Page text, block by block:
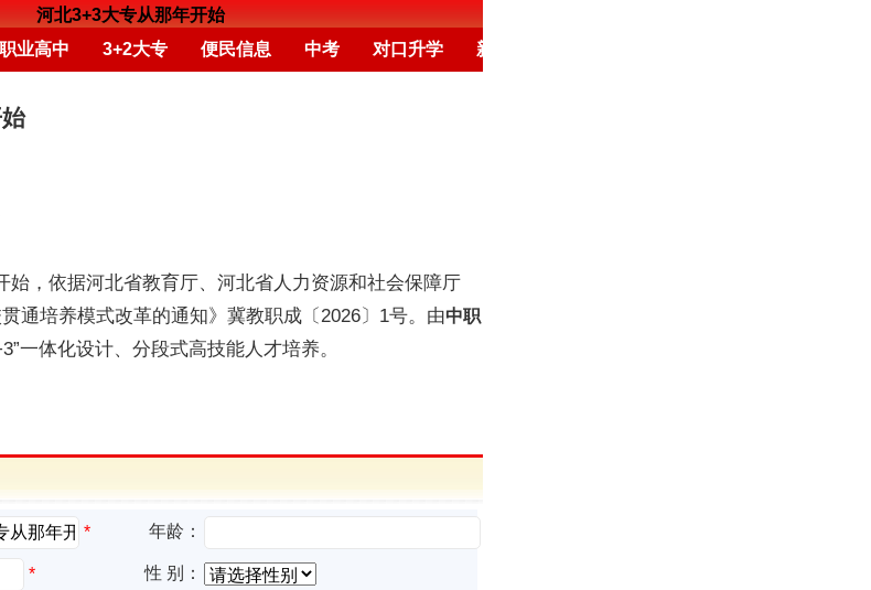
河北3+3大专从那年开始
职业高中 3+2大专 便民信息 中考 对口升学 新闻频道
始，依据河北省教育厅、河北省人力资源和社会保障厅
通培养模式改革的通知》冀教职成〔2026〕1号。由中职
一体化设计、分段式高技能人才培养。
* 年龄：
* 性 别：